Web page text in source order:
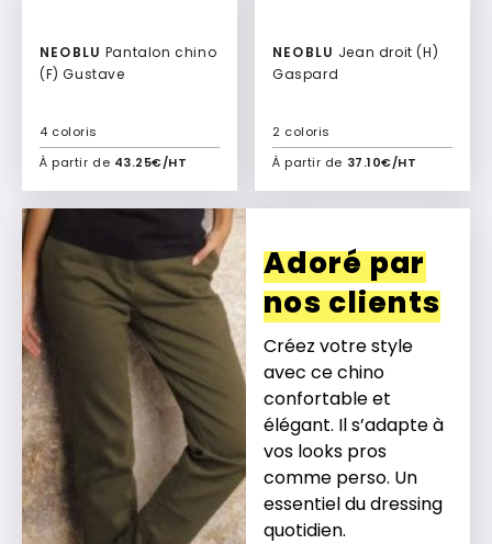
NEOBLU
(F) Gustave
À partir de 43.25€/HT
4 coloris
Ajouter à mon devis
NEOBLU
Gaspard
À partir de 37.10€/HT
2 coloris
Ajouter à mon devis
Adoré par
nos clients
Créez votre style
avec ce chino
confortable et
élégant. Il s’adapte à
vos looks pros
comme perso. Un
essentiel du dressing
quotidien.